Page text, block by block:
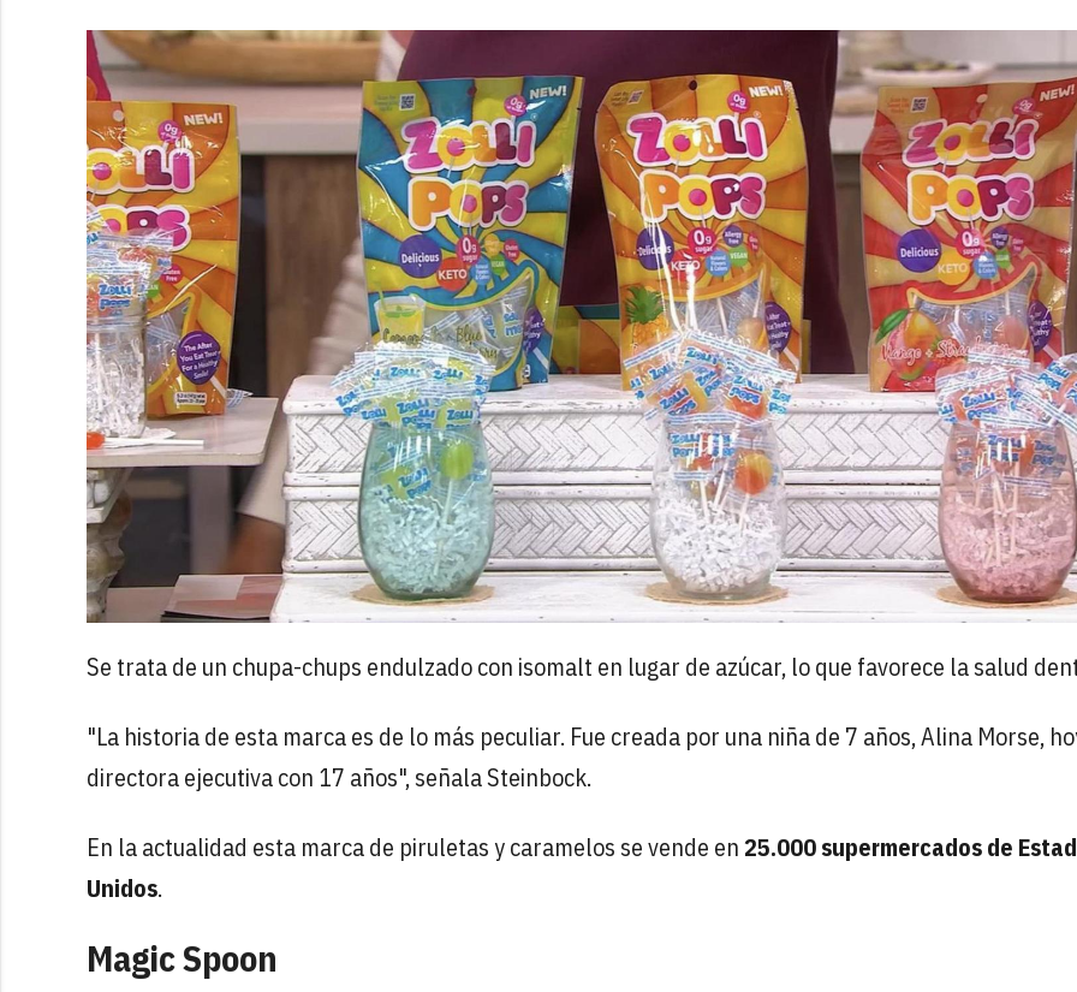
Se trata de un chupa-chups endulzado con isomalt en lugar de azúcar, lo que favorece la salud
"La historia de esta marca es de lo más peculiar. Fue creada por una niña de 7 años, Alina Morse,
directora ejecutiva con 17 años", señala Steinbock.
En la actualidad esta marca de piruletas y caramelos se vende en25.000 supermercados de
Unidos.
Magic Spoon